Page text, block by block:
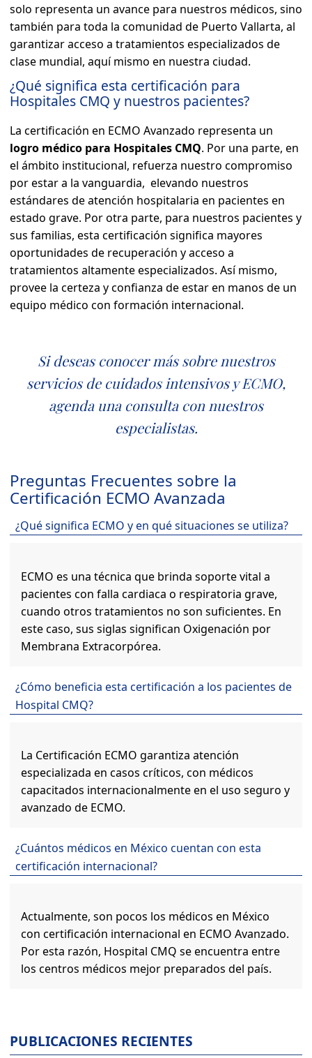
solo representa un avance para nuestros médicos, sino
también para toda la comunidad de Puerto Vallarta, al
garantizar acceso a tratamientos especializados de
clase mundial, aquí mismo en nuestra ciudad.
¿Qué significa esta certificación para
Hospitales CMQ y nuestros pacientes?
La certificación en ECMO Avanzado representa un
logro médico para Hospitales CMQ. Por una parte, en
el ámbito institucional, refuerza nuestro compromiso
por estar a la vanguardia, elevando nuestros
estándares de atención hospitalaria en pacientes en
estado grave. Por otra parte, para nuestros pacientes y
sus familias, esta certificación significa mayores
oportunidades de recuperación y acceso a
tratamientos altamente especializados. Así mismo,
provee la certeza y confianza de estar en manos de un
equipo médico con formación internacional.
Si deseas conocer más sobre nuestros
servicios de cuidados intensivos y ECMO,
agenda una consulta con nuestros
especialistas.
Preguntas Frecuentes sobre la
Certificación ECMO Avanzada
¿Qué significa ECMO y en qué situaciones se utiliza?
ECMO es una técnica que brinda soporte vital a
pacientes con falla cardiaca o respiratoria grave,
cuando otros tratamientos no son suficientes. En
este caso, sus siglas significan Oxigenación por
Membrana Extracorpórea.
¿Cómo beneficia esta certificación a los pacientes de
Hospital CMQ?
La Certificación ECMO garantiza atención
especializada en casos críticos, con médicos
capacitados internacionalmente en el uso seguro y
avanzado de ECMO.
¿Cuántos médicos en México cuentan con esta
certificación internacional?
Actualmente, son pocos los médicos en México
con certificación internacional en ECMO Avanzado.
Por esta razón, Hospital CMQ se encuentra entre
los centros médicos mejor preparados del país.
PUBLICACIONES RECIENTES